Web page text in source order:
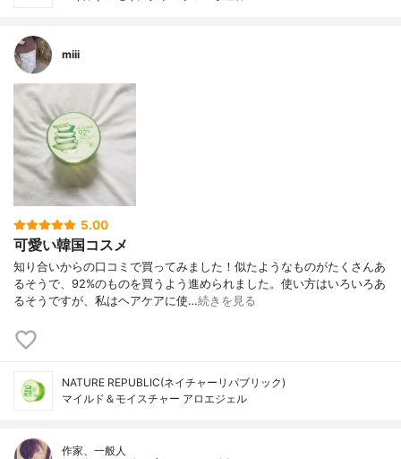
miii
5.00
可愛い韓国コスメ
知り合いからの口コミで買ってみました！似たようなものがたくさんあ
るそうで、92%のものを買うよう進められました。使い方はいろいろあ
るそうですが、私はヘアケアに使…続きを見る
NATURE REPUBLIC(ネイチャーリパブリック)
マイルド＆モイスチャー アロエジェル
作家、一般人